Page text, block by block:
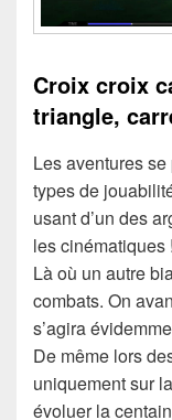
Croix croix
triangle,
Les aventures
types de
usant d’un des
les cinématiques
Là où un autre
combats. On
s’agira
De même lors
uniquement sur
évoluer la